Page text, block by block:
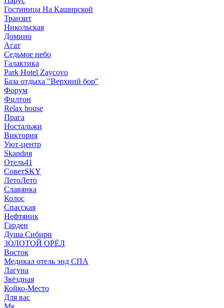
Гостиница На Каширской
Транзит
Никольская
Домино
Агат
Седьмое небо
Галактика
Park Hotel Zaycovo
База отдыха "Верхний бор"
Форум
Филтон
Relax house
Прага
Ностальжи
Виктория
Уют-центр
Skandия
Отель41
СоветSKY
ЛетоЛето
Славянка
Колос
Спасская
Нефтяник
Гарден
Душа Сибири
ЗОЛОТОЙ ОРЁЛ
Восток
Медикал отель энд СПА
Лагуна
Звёздная
Койко-Место
Для вас
Мк